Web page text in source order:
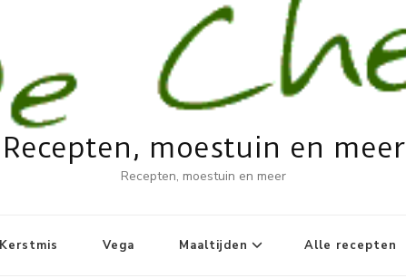
Recepten, moestuin en meer
Recepten, moestuin en meer
Vega Maaltijden Alle recepten